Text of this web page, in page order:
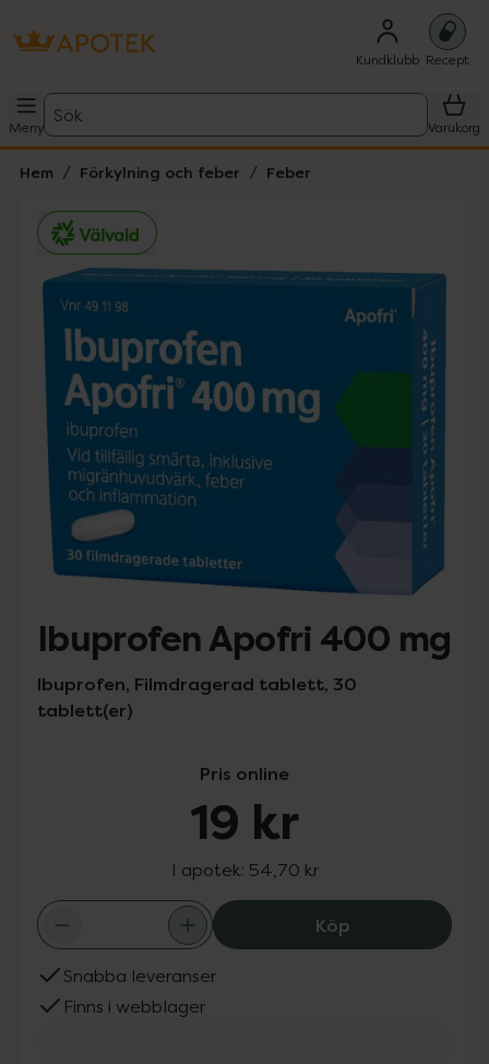
Kundklubb Recept
Meny
Sök
Varukorg
Hem Förkylning och feber Feber
Lista: . Innehåller 1 objekt.
Hoppa över Lista
Ibuprofen Apofri 400 mg
Ibuprofen, Filmdragerad tablett, 30
tablett(er)
Pris online
19 kr
I apotek: 54,70 kr
KöpIbuprofen
Snabba leveranser
Finns i webblager